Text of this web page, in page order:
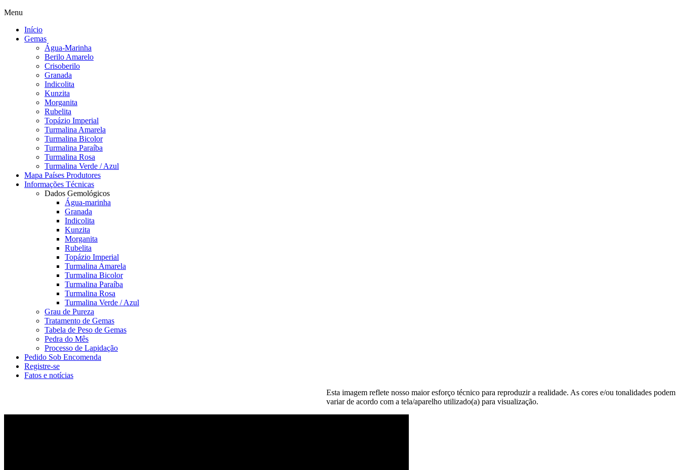
Menu
Início
Gemas
Água-Marinha
Berilo Amarelo
Crisoberilo
Granada
Indicolita
Kunzita
Morganita
Rubelita
Topázio Imperial
Turmalina Amarela
Turmalina Bicolor
Turmalina Paraíba
Turmalina Rosa
Turmalina Verde / Azul
Mapa Países Produtores
Informações Técnicas
Dados Gemológicos
Água-marinha
Granada
Indicolita
Kunzita
Morganita
Rubelita
Topázio Imperial
Turmalina Amarela
Turmalina Bicolor
Turmalina Paraíba
Turmalina Rosa
Turmalina Verde / Azul
Grau de Pureza
Tratamento de Gemas
Tabela de Peso de Gemas
Pedra do Mês
Processo de Lapidação
Pedido Sob Encomenda
Registre-se
Fatos e notícias
Esta imagem reflete nosso maior esforço técnico para reproduzir a realidade. As cores e/ou tonalidades podem
variar de acordo com a tela/aparelho utilizado(a) para visualização.